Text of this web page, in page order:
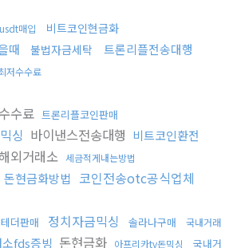
usdt매입 비트코인현금화
때 불법자금세탁 트론리플전송대행
저수수료
수료 트론리플코인판매
싱 바이낸스전송대행 비트코인환전
외거래소 세금적게내는방법
돈현금화방법 코인전송otc공식업체
더판매 정치자금믹싱 솔라나구매
국내거래
fds증빙 돈현금화 아프리카tv돈믹싱
국내거